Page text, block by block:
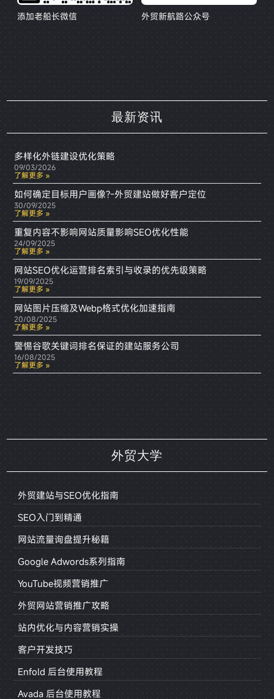
添加老船长微信 外贸新航路公众号
最新资讯
多样化外链建设优化策略
09/03/2026
了解更多 »
如何确定目标用户画像?-外贸建站做好客户定位
30/09/2025
了解更多 »
重复内容不影响网站质量影响SEO优化性能
24/09/2025
了解更多 »
网站SEO优化运营排名索引与收录的优先级策略
19/09/2025
了解更多 »
网站图片压缩及Webp格式优化加速指南
20/08/2025
了解更多 »
警惕谷歌关键词排名保证的建站服务公司
16/08/2025
了解更多 »
外贸大学
外贸建站与SEO优化指南
SEO入门到精通
网站流量询盘提升秘籍
Google Adwords系列指南
YouTube视频营销推广
外贸网站营销推广攻略
站内优化与内容营销实操
客户开发技巧
Enfold 后台使用教程
Avada 后台使用教程